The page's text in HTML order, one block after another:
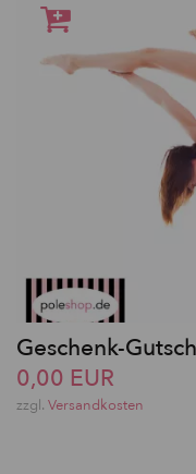
Geschenk-
0,00 EUR
zzgl. Versandkosten